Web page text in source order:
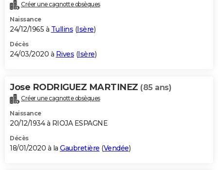
Créer une cagnotte obsèques
Naissance
24/12/1965 à Tullins (Isère)
Décès
24/03/2020 à Rives (Isère)
Jose RODRIGUEZ MARTINEZ (85 ans)
Créer une cagnotte obsèques
Naissance
20/12/1934 à RIOJA ESPAGNE
Décès
18/01/2020 à la Gaubretière (Vendée)